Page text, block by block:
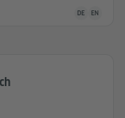
Die
DEUTSCH
DE ENGLISCH
EN